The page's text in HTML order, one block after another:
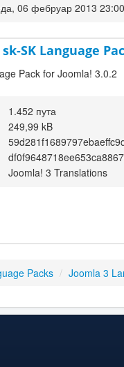
06 фебруар 2013 23:00
SK Language
Pack for Joomla! 3.0.2
1.452 пута
249,99 kB
Joomla! 3 Translations
Packs / Joomla 3